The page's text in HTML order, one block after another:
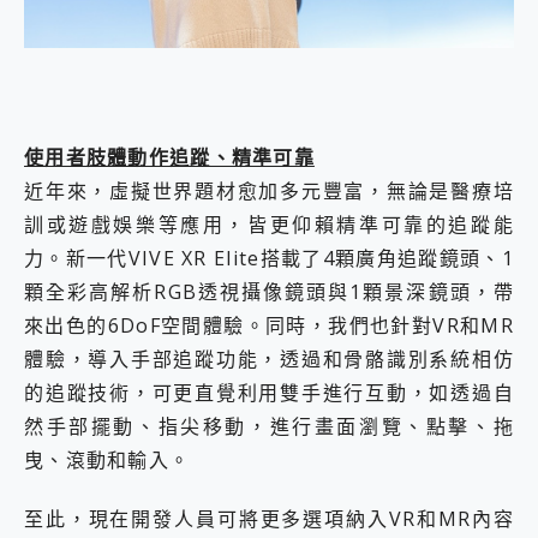
使用者肢體動作追蹤、精準可靠
近年來，虛擬世界題材愈加多元豐富，無論是醫療培
訓或遊戲娛樂等應用，皆更仰賴精準可靠的追蹤能
力。新一代VIVE XR Elite搭載了4顆廣角追蹤鏡頭、1
顆全彩高解析RGB透視攝像鏡頭與1顆景深鏡頭，帶
來出色的6DoF空間體驗。同時，我們也針對VR和MR
體驗，導入手部追蹤功能，透過和骨骼識別系統相仿
的追蹤技術，可更直覺利用雙手進行互動，如透過自
然手部擺動、指尖移動，進行畫面瀏覽、點擊、拖
曳、滾動和輸入。
至此，現在開發人員可將更多選項納入VR和MR內容